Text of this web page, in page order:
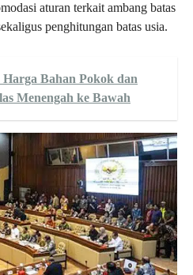
aturan terkait ambang batas
penghitungan batas usia.
Bahan Pokok dan
Menengah ke Bawah